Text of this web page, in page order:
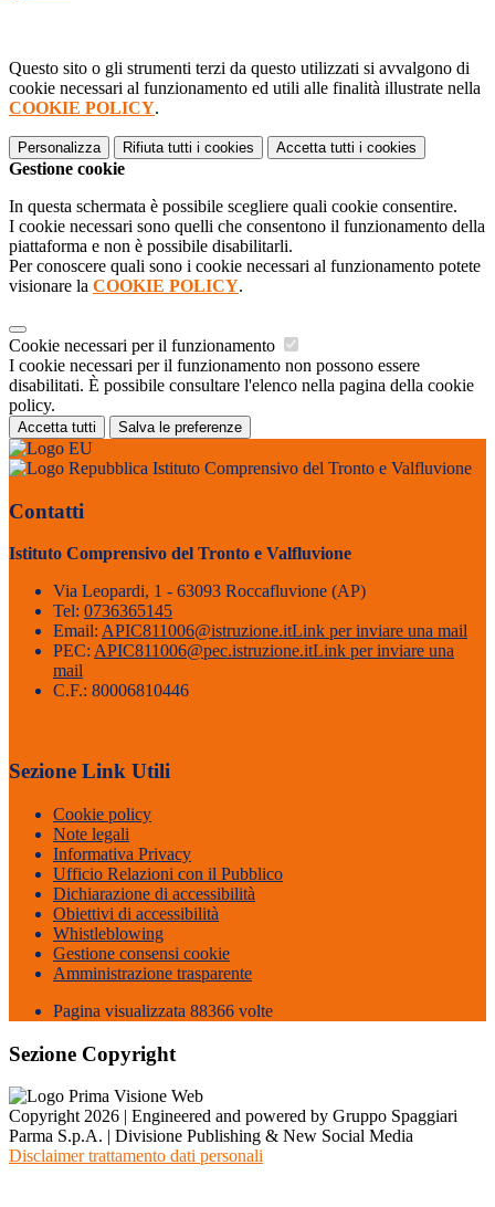
Questo sito o gli strumenti terzi da questo utilizzati si avvalgono di
cookie necessari al funzionamento ed utili alle finalità illustrate nella
COOKIE POLICY.
Personalizza Rifiuta tutti i cookies Accetta tutti i cookies
Gestione cookie
In questa schermata è possibile scegliere quali cookie consentire.
I cookie necessari sono quelli che consentono il funzionamento della
piattaforma e non è possibile disabilitarli.
Per conoscere quali sono i cookie necessari al funzionamento potete
visionare la COOKIE POLICY.
Cookie necessari per il funzionamento
I cookie necessari per il funzionamento non possono essere
disabilitati. È possibile consultare l'elenco nella pagina della cookie
policy.
Accetta tutti Salva le preferenze
Istituto Comprensivo del Tronto e Valfluvione
Contatti
Istituto Comprensivo del Tronto e Valfluvione
Via Leopardi, 1 - 63093 Roccafluvione (AP)
Tel: 0736365145
Email: APIC811006@istruzione.itLink per inviare una mail
PEC: APIC811006@pec.istruzione.itLink per inviare una
mail
C.F.: 80006810446
Sezione Link Utili
Cookie policy
Note legali
Informativa Privacy
Ufficio Relazioni con il Pubblico
Dichiarazione di accessibilità
Obiettivi di accessibilità
Whistleblowing
Gestione consensi cookie
Amministrazione trasparente
Pagina visualizzata 88366 volte
Sezione Copyright
Copyright 2026 | Engineered and powered by Gruppo Spaggiari
Parma S.p.A. | Divisione Publishing & New Social Media
Disclaimer trattamento dati personali